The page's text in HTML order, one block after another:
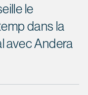
le
dans la
avec Andera